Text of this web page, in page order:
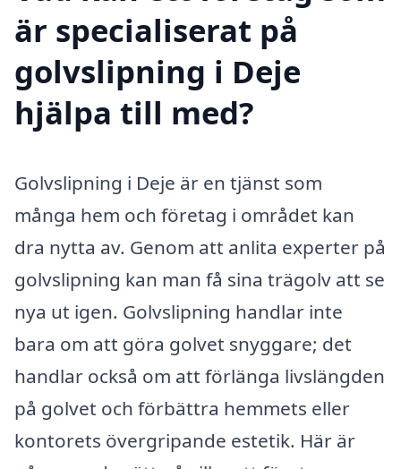
är specialiserat på
golvslipning i Deje
hjälpa till med?
Golvslipning i Deje är en tjänst som
många hem och företag i området kan
dra nytta av. Genom att anlita experter på
golvslipning kan man få sina trägolv att se
nya ut igen. Golvslipning handlar inte
bara om att göra golvet snyggare; det
handlar också om att förlänga livslängden
på golvet och förbättra hemmets eller
kontorets övergripande estetik. Här är